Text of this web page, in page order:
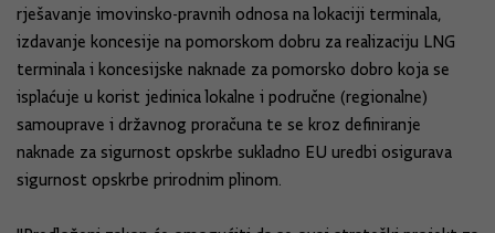
rješavanje imovinsko-pravnih odnosa na lokaciji terminala,
izdavanje koncesije na pomorskom dobru za realizaciju LNG
terminala i koncesijske naknade za pomorsko dobro koja se
isplaćuje u korist jedinica lokalne i područne (regionalne)
samouprave i državnog proračuna te se kroz definiranje
naknade za sigurnost opskrbe sukladno EU uredbi osigurava
sigurnost opskrbe prirodnim plinom.